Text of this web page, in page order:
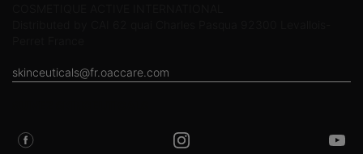
skinceuticals@fr.oaccare.com